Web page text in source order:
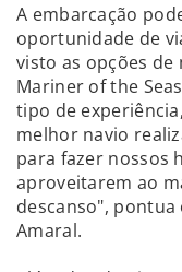
A embarcação
oportunidade de
visto as opções
Mariner of the
tipo de
melhor navio
para fazer nossos
aproveitarem ao
descanso", pontua
Amaral.